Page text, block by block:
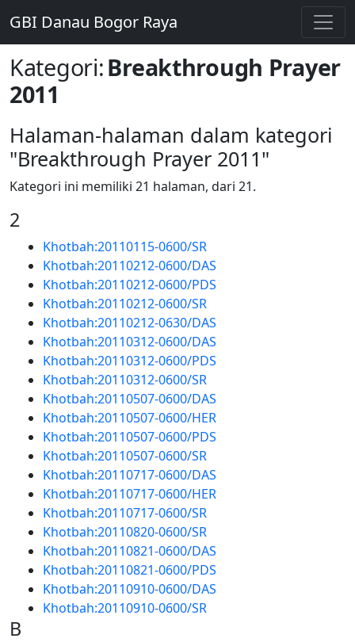
GBI Danau Bogor Raya
Kategori:Breakthrough Prayer
2011
Halaman-halaman dalam kategori
"Breakthrough Prayer 2011"
Kategori ini memiliki 21 halaman, dari 21.
2
Khotbah:20110115-0600/SR
Khotbah:20110212-0600/DAS
Khotbah:20110212-0600/PDS
Khotbah:20110212-0600/SR
Khotbah:20110212-0630/DAS
Khotbah:20110312-0600/DAS
Khotbah:20110312-0600/PDS
Khotbah:20110312-0600/SR
Khotbah:20110507-0600/DAS
Khotbah:20110507-0600/HER
Khotbah:20110507-0600/PDS
Khotbah:20110507-0600/SR
Khotbah:20110717-0600/DAS
Khotbah:20110717-0600/HER
Khotbah:20110717-0600/SR
Khotbah:20110820-0600/SR
Khotbah:20110821-0600/DAS
Khotbah:20110821-0600/PDS
Khotbah:20110910-0600/DAS
Khotbah:20110910-0600/SR
B